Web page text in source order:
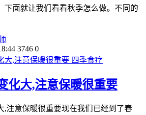
下面就让我们看看秋季怎么做。不同的
3746 0
四季食疗
化大,注意保暖很重要
,注意保暖很重要现在我们已经到了春